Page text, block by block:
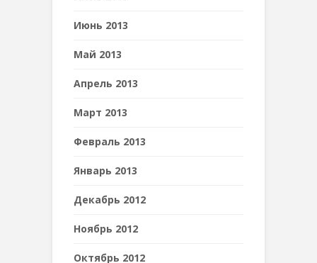
Июнь 2013
Май 2013
Апрель 2013
Март 2013
Февраль 2013
Январь 2013
Декабрь 2012
Ноябрь 2012
Октябрь 2012